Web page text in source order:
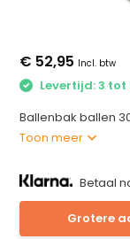
€ 52,95 Incl. btw
Levertijd: 3
Ballenbak ballen
Toon meer
Betaal
Grotere